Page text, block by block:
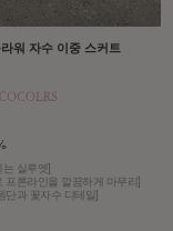
워 자수 이중 스커트
실루엣]
프론라인을 깔끔하게 마무리]
단과 꽃자수 디테일]